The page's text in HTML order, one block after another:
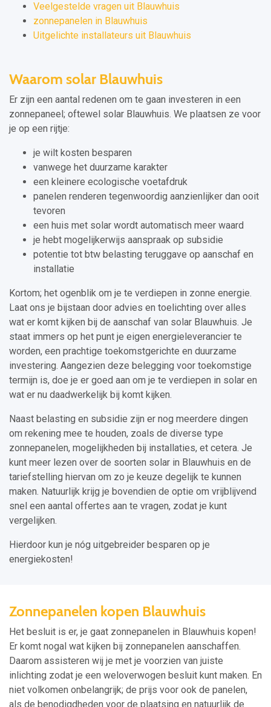
Veelgestelde vragen uit Blauwhuis
zonnepanelen in Blauwhuis
Uitgelichte installateurs uit Blauwhuis
Waarom solar Blauwhuis
Er zijn een aantal redenen om te gaan investeren in een
zonnepaneel; oftewel solar Blauwhuis. We plaatsen ze voor
je op een rijtje:
je wilt kosten besparen
vanwege het duurzame karakter
een kleinere ecologische voetafdruk
panelen renderen tegenwoordig aanzienlijker dan ooit
tevoren
een huis met solar wordt automatisch meer waard
je hebt mogelijkerwijs aanspraak op subsidie
potentie tot btw belasting teruggave op aanschaf en
installatie
Kortom; het ogenblik om je te verdiepen in zonne energie.
Laat ons je bijstaan door advies en toelichting over alles
wat er komt kijken bij de aanschaf van solar Blauwhuis. Je
staat immers op het punt je eigen energieleverancier te
worden, een prachtige toekomstgerichte en duurzame
investering. Aangezien deze belegging voor toekomstige
termijn is, doe je er goed aan om je te verdiepen in solar en
wat er nu daadwerkelijk bij komt kijken.
Naast belasting en subsidie zijn er nog meerdere dingen
om rekening mee te houden, zoals de diverse type
zonnepanelen, mogelijkheden bij installaties, et cetera. Je
kunt meer lezen over de soorten solar in Blauwhuis en de
tariefstelling hiervan om zo je keuze degelijk te kunnen
maken. Natuurlijk krijg je bovendien de optie om vrijblijvend
snel een aantal offertes aan te vragen, zodat je kunt
vergelijken.
Hierdoor kun je nóg uitgebreider besparen op je
energiekosten!
Zonnepanelen kopen Blauwhuis
Het besluit is er, je gaat zonnepanelen in Blauwhuis kopen!
Er komt nogal wat kijken bij zonnepanelen aanschaffen.
Daarom assisteren wij je met je voorzien van juiste
inlichting zodat je een weloverwogen besluit kunt maken. En
niet volkomen onbelangrijk; de prijs voor ook de panelen,
als de benodigdheden voor de plaatsing en natuurlijk de